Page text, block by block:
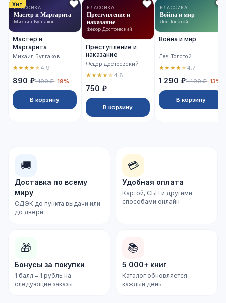
Хит
КЛАССИКА
Мастер и Маргарита
Михаил Булгаков
Мастер и
Маргарита
Михаил Булгаков
★★★★★4.9
890 ₽1 100 ₽-19%
В корзину
КЛАССИКА
Преступление и
наказание
Фёдор Достоевский
Преступление и
наказание
Фёдор Достоевский
★★★★★4.8
750 ₽
В корзину
КЛАССИКА
Война и мир
Лев Толстой
Война и мир
Лев Толстой
★★★★★4.7
1 290 ₽1 490 ₽-13%
В корзину
🚚
Доставка по всему
миру
СДЭК до пункта выдачи или
до двери
💳
Удобная оплата
Картой, СБП и другими
способами онлайн
🎁
Бонусы за покупки
1 балл = 1 рубль на
следующие заказы
📚
5 000+ книг
Каталог обновляется
каждый день